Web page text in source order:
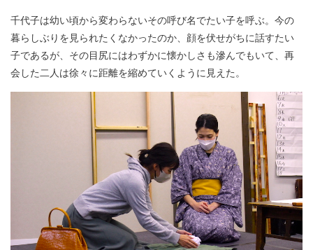
千代子は幼い頃から変わらないその呼び名でたい子を呼ぶ。今の
暮らしぶりを見られたくなかったのか、顔を伏せがちに話すたい
子であるが、その目尻にはわずかに懐かしさも滲んでもいて、再
会した二人は徐々に距離を縮めていくように見えた。